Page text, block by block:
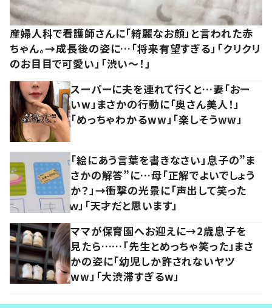
産婦人科で看護師さんに「綺麗なお顔」と言われた赤
ちゃん。→成長後の姿に…「将来有望すぎる」「クリクリ
のお目目で可愛い」「渋い～！」
スーパーに夫を連れて行くと…妻「おー
いw」まさかの行動に「奥さん美人！」
「めっちゃわかるww」「楽しそうww」
「絵にあう言葉を書きなさい」息子の”ま
さかの解答”に…母「正解でよいでしょう
か？」→衝撃の光景に「声出して笑った
ｗ」「天才だと思います」
ママが保育園へお迎えに→2歳息子を
見たら……「先生とめっちゃ笑った」まさ
かの姿に「幼児しか許されないヤツ
ww」「大渋滞すぎるw」